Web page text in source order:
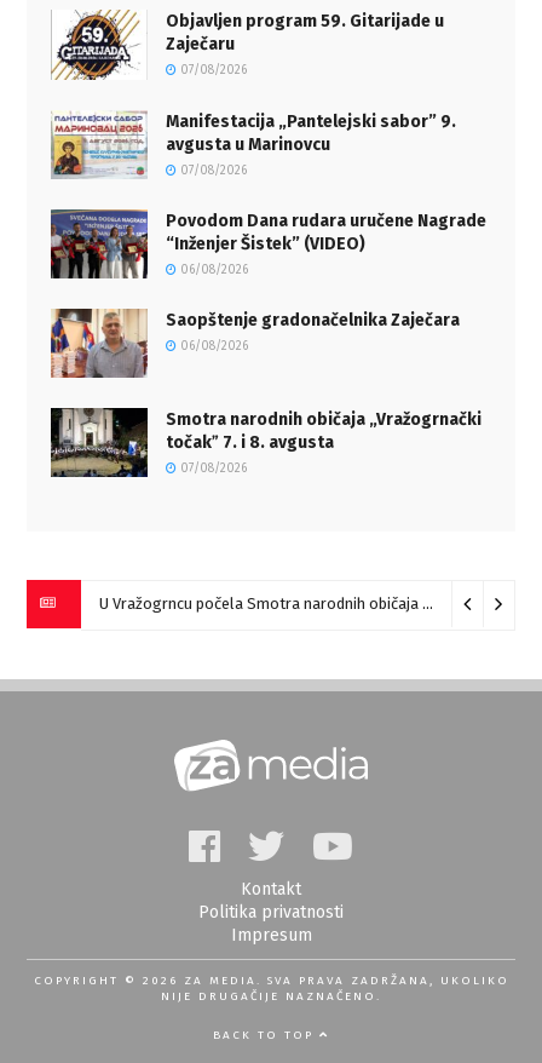
Objavljen program 59. Gitarijade u
Zaječaru
07/08/2026
Manifestacija „Pantelejski sabor” 9.
avgusta u Marinovcu
07/08/2026
Povodom Dana rudara uručene Nagrade
“Inženjer Šistek” (VIDEO)
06/08/2026
Saopštenje gradonačelnika Zaječara
06/08/2026
Smotra narodnih običaja „Vražogrnački
točakˮ 7. i 8. avgusta
07/08/2026
U Vražogrncu počela Smotra narodnih običaja „Vražogrnački točak“
Kontakt
Politika privatnosti
Impresum
COPYRIGHT © 2026 ZA MEDIA. SVA PRAVA ZADRŽANA, UKOLIKO
NIJE DRUGAČIJE NAZNAČENO.
BACK TO TOP